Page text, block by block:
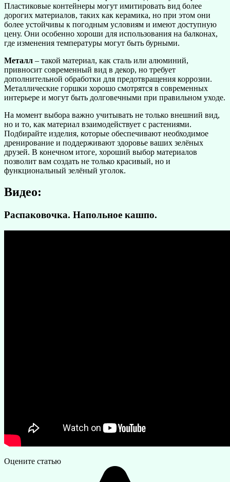
Пластиковые контейнеры могут имитировать вид более
дорогих материалов, таких как керамика, но при этом они
более устойчивы к погодным условиям и имеют доступную
цену. Они особенно хороши для использования на балконах,
где изменения температуры могут быть бурными.
Металл – такой материал, как сталь или алюминий,
привносит современный вид в декор, но требует
дополнительной обработки для предотвращения коррозии.
Металлические горшки хорошо смотрятся в современных
интерьере и могут быть долговечными при правильном уходе.
На момент выбора важно учитывать не только внешний вид,
но и то, как материал взаимодействует с растениями.
Подбирайте изделия, которые обеспечивают необходимое
дренирование и поддерживают здоровье ваших зелёных
друзей. В конечном итоге, хороший выбор материалов
позволит вам создать не только красивый, но и
функциональный зелёный уголок.
Видео:
Распаковочка. Напольное кашпо.
Оцените статью